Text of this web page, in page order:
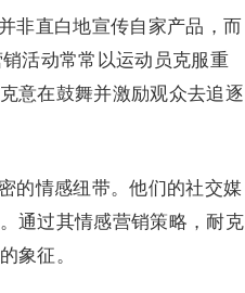
非直白地宣传自家产品，而
销活动常常以运动员克服重
意在鼓舞并激励观众去追逐
的情感纽带。他们的社交媒
通过其情感营销策略，耐克
象征。